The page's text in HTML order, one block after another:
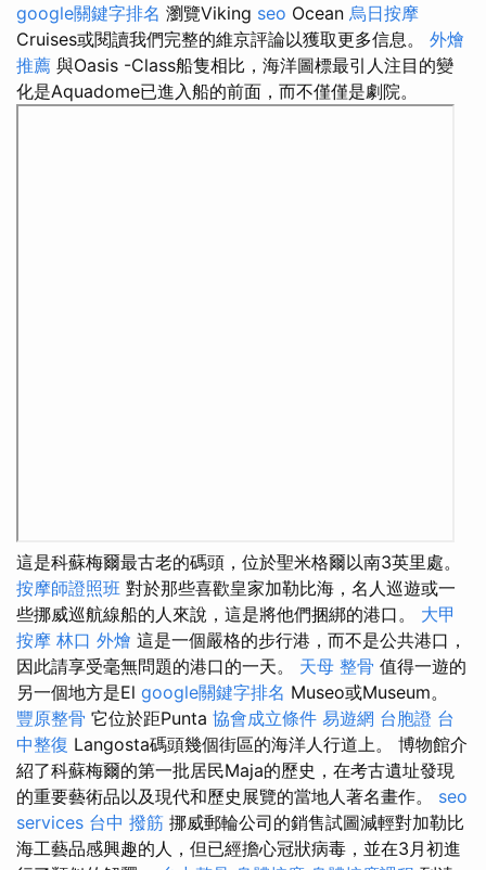
google關鍵字排名 瀏覽Viking seo Ocean 烏日按摩
Cruises或閱讀我們完整的維京評論以獲取更多信息。 外燴
推薦 與Oasis -Class船隻相比，海洋圖標最引人注目的變
化是Aquadome已進入船的前面，而不僅僅是劇院。
這是科蘇梅爾最古老的碼頭，位於聖米格爾以南3英里處。
按摩師證照班 對於那些喜歡皇家加勒比海，名人巡遊或一
些挪威巡航線船的人來說，這是將他們捆綁的港口。 大甲
按摩 林口 外燴 這是一個嚴格的步行港，而不是公共港口，
因此請享受毫無問題的港口的一天。 天母 整骨 值得一遊的
另一個地方是El google關鍵字排名 Museo或Museum。
豐原整骨 它位於距Punta 協會成立條件 易遊網 台胞證 台
中整復 Langosta碼頭幾個街區的海洋人行道上。 博物館介
紹了科蘇梅爾的第一批居民Maja的歷史，在考古遺址發現
的重要藝術品以及現代和歷史展覽的當地人著名畫作。 seo
services 台中 撥筋 挪威郵輪公司的銷售試圖減輕對加勒比
海工藝品感興趣的人，但已經擔心冠狀病毒，並在3月初進